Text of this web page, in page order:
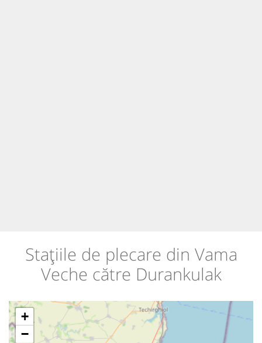
Stațiile de plecare din Vama
Veche către Durankulak
+
−